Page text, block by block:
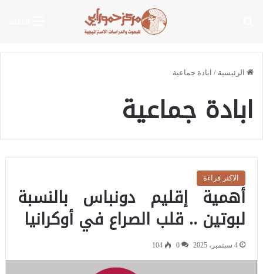
الرئيسية / ابادة جماعية
ابادة جماعية
الاكثر قراءة
أهمية إقليم دونباس بالنسبة
لبوتين .. قلب الصراع في أوكرانيا
4 سبتمبر، 2025 0
104